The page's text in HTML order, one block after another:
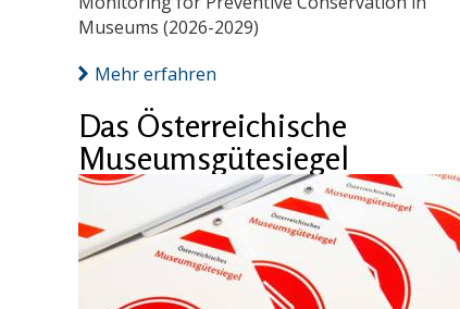
Museums (2026-2029)
Mehr erfahren
Das Österreichische
Museumsgütesiegel